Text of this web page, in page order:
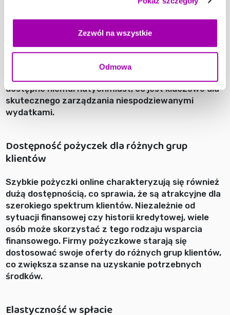
Zezwól na wszystkie
Odmowa
technologie, które pozwalają na błyskawiczną ocenę
zdolności kredytowej wnioskującego. W praktyce
oznacza to, że decyzja o przyznaniu pożyczki
przelane na konto bankowe klienta nawet w ciągu
kilkunastu minut od zatwierdzenia wniosku. Dzięki
dostępne niemal natychmiast, co jest kluczowe dla
skutecznego zarządzania niespodziewanymi
wydatkami.
Dostępność pożyczek dla różnych grup
klientów
Szybkie pożyczki online charakteryzują się również
dużą dostępnością, co sprawia, że są atrakcyjne dla
szerokiego spektrum klientów. Niezależnie od
sytuacji finansowej czy historii kredytowej, wiele
osób może skorzystać z tego rodzaju wsparcia
finansowego. Firmy pożyczkowe starają się
dostosować swoje oferty do różnych grup klientów,
co zwiększa szanse na uzyskanie potrzebnych
środków.
Elastyczność w spłacie